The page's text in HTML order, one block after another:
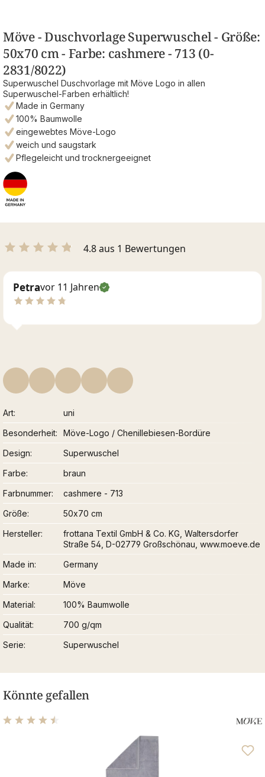
Möve - Duschvorlage Superwuschel - Größe:
50x70 cm - Farbe: cashmere - 713 (0-
2831/8022)
Superwuschel Duschvorlage mit Möve Logo in allen
Superwuschel-Farben erhältlich!
Made in Germany
100% Baumwolle
eingewebtes Möve-Logo
weich und saugstark
Pflegeleicht und trocknergeeignet
4.8 aus 1 Bewertungen
Petravor 11 Jahren
Art
uni
Besonderheit
Möve-Logo / Chenillebiesen-Bordüre
Design
Superwuschel
Farbe
braun
Farbnummer
cashmere - 713
Größe
50x70 cm
Hersteller
frottana Textil GmbH & Co. KG, Waltersdorfer
Straße 54, D-02779 Großschönau, www.moeve.de
Made in
Germany
Marke
Möve
Material
100% Baumwolle
Qualität
700 g/qm
Serie
Superwuschel
Könnte gefallen
Durchschnittliche Bewertung von 4.48 von 5 Sternen